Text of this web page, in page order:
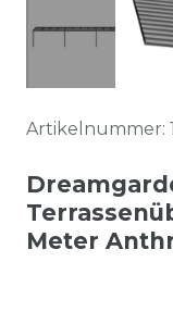
Artikelnummer:
Meter